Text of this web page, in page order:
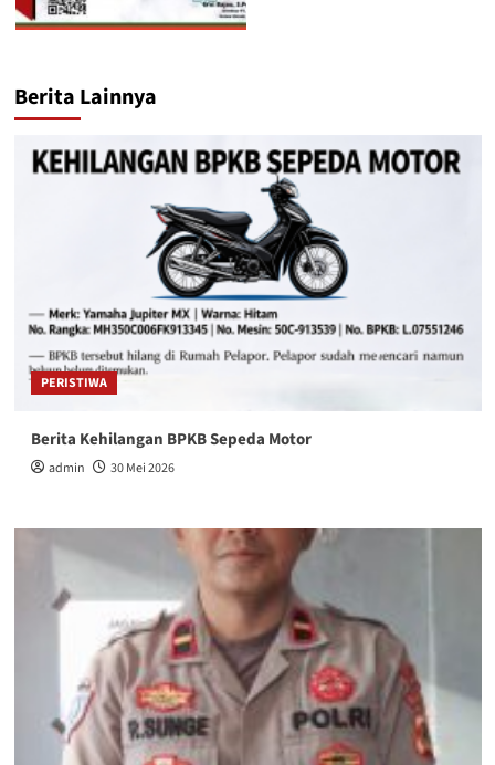
Berita Lainnya
PERISTIWA
Berita Kehilangan BPKB Sepeda Motor
admin 30 Mei 2026